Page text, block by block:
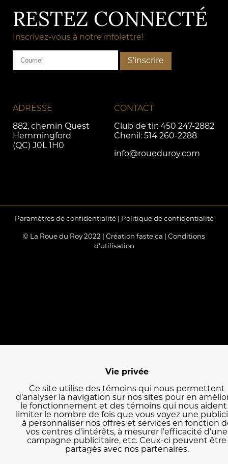
RESTEZ CONNECTÉ
Inscrivez-vous à notre infolettre!
ADRESSE
882, chemin Quest
Hemmingford
(QC) J0L 1H0
CONTACT
Club de tir: 450 247-2882
Chenil: 514 260-2288
info@roueduroy.com
© La Roue du Roy 2022 | Création faste.ca
Conditions
d'utilisation
Paramètres de confidentialité| Politique de confidentialité
Vie privée
Ce site utilise des témoins qui nous permettent
d’analyser la navigation sur nos sites pour en
le fonctionnement et des témoins qui nous aident
limiter le nombre de fois que vous voyez une
à personnaliser nos offres et services en fonction
vos centres d’intérêts, à mesurer l’efficacité d’une
campagne publicitaire, etc. Ceux-ci peuvent être
partagés avec nos partenaires.